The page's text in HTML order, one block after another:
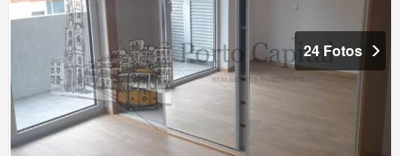
24 Fotos